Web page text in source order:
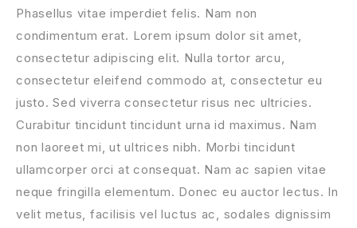
Phasellus vitae imperdiet felis. Nam non
condimentum erat. Lorem ipsum dolor sit amet,
consectetur adipiscing elit. Nulla tortor arcu,
consectetur eleifend commodo at, consectetur eu
justo. Sed viverra consectetur risus nec ultricies.
Curabitur tincidunt tincidunt urna id maximus. Nam
non laoreet mi, ut ultrices nibh. Morbi tincidunt
ullamcorper orci at consequat. Nam ac sapien vitae
neque fringilla elementum. Donec eu auctor lectus. In
velit metus, facilisis vel luctus ac, sodales dignissim